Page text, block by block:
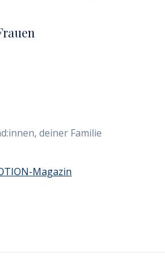
deiner Familie
Magazin